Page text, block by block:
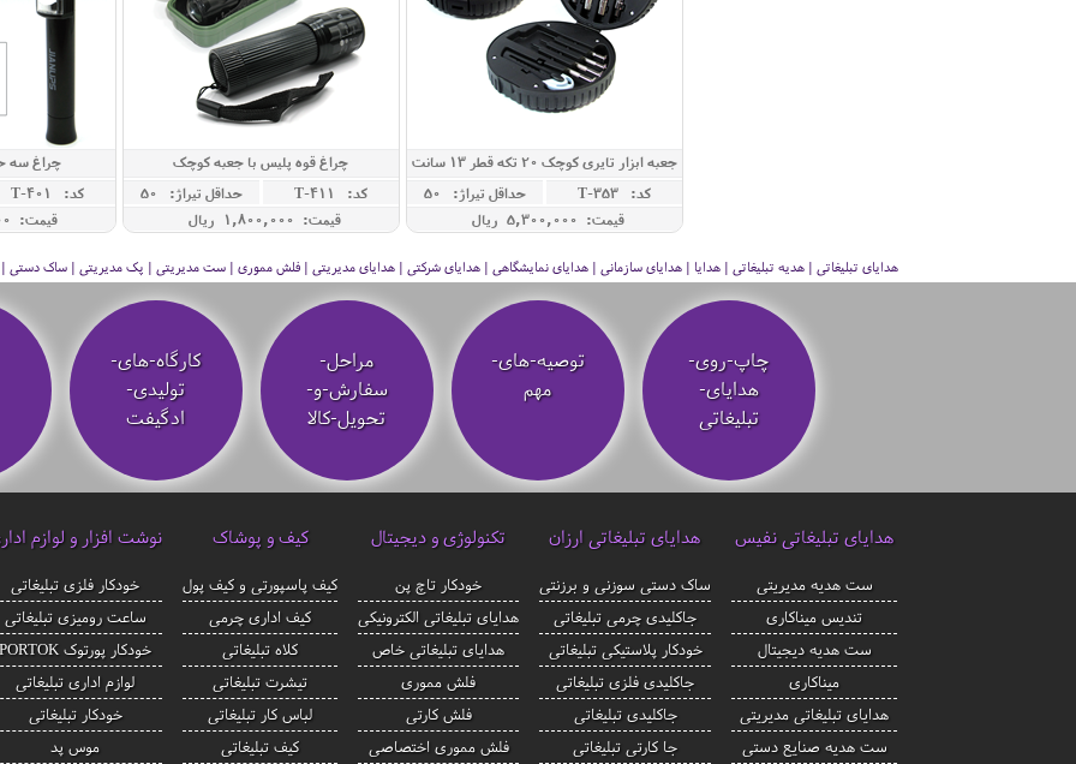
جعبه ابزار تایری کوچک 20 تکه قطر 13 سانت
کد: T-353
حداقل تيراژ: 50
قیمت: 5,300,000 ريال
چراغ قوه پلیس با جعبه کوچک
کد: T-411
حداقل تيراژ: 50
قیمت: 1,800,000 ريال
چراغ سه
کد: T-401
قیمت: 2,200,000 ريال
هدایای تبلیغاتی | هدیه تبلیغاتی | هدایا | هدایای سازمانی | هدایای نمایشگاهی | هدایای شرکتی | هدایای مدیریتی | فلش مموری | ست مدیریتی | پک مدیریتی | ساک دستی |
چاپ-روی-
هدایای-
تبلیغاتی
توصیه‌-های-
مهم
مراحل-
سفارش-و-
تحویل-کالا
کارگاه-های-
تولیدی-
ادگیفت
هدایای تبلیغاتی نفیس
ست هدیه مدیریتی
تندیس میناکاری
ست هدیه دیجیتال
میناکاری
هدایای تبلیغاتی مدیریتی
ست هدیه صنایع دستی
هدایای تبلیغاتی ارزان
ساک دستی سوزنی و برزنتی
جاکلیدی چرمی تبلیغاتی
خودکار پلاستیکی تبلیغاتی
جاکلیدی فلزی تبلیغاتی
جاکلیدی تبلیغاتی
جا کارتی تبلیغاتی
تکنولوژی و دیجیتال
خودکار تاچ پن
هدایای تبلیغاتی الکترونیکی
هدایای تبلیغاتی خاص
فلش مموری
فلش کارتی
فلش مموری اختصاصی
کیف و پوشاک
کیف پاسپورتی و کیف پول
کیف اداری چرمی
کلاه تبلیغاتی
تیشرت تبلیغاتی
لباس کار تبلیغاتی
کیف تبلیغاتی
نوشت افزار و لوازم
خودکار فلزی تبلیغاتی
ساعت رومیزی تبلیغاتی
خودکار پورتوک PORTOK
لوازم اداری تبلیغاتی
خودکار تبلیغاتی
موس پد